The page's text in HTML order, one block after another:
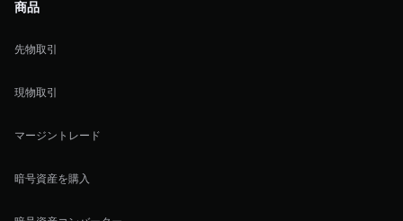
商品
先物取引
現物取引
マージントレード
暗号資産を購入